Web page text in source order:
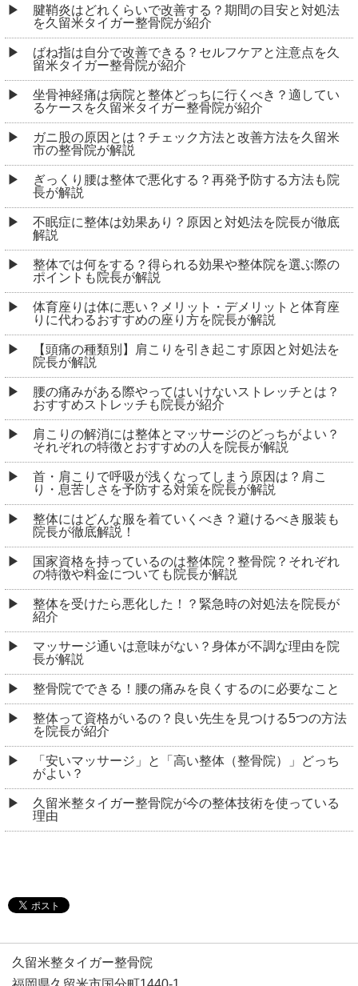
腱鞘炎はどれくらいで改善する？期間の目安と対処法
を久留米タイガー整骨院が紹介
ばね指は自分で改善できる？セルフケアと注意点を久
留米タイガー整骨院が紹介
坐骨神経痛は病院と整体どっちに行くべき？適してい
るケースを久留米タイガー整骨院が紹介
ガニ股の原因とは？チェック方法と改善方法を久留米
市の整骨院が解説
ぎっくり腰は整体で悪化する？再発予防する方法も院
長が解説
不眠症に整体は効果あり？原因と対処法を院長が徹底
解説
整体では何をする？得られる効果や整体院を選ぶ際の
ポイントも院長が解説
体育座りは体に悪い？メリット・デメリットと体育座
りに代わるおすすめの座り方を院長が解説
【頭痛の種類別】肩こりを引き起こす原因と対処法を
院長が解説
腰の痛みがある際やってはいけないストレッチとは？
おすすめストレッチも院長が紹介
肩こりの解消には整体とマッサージのどっちがよい？
それぞれの特徴とおすすめの人を院長が解説
首・肩こりで呼吸が浅くなってしまう原因は？肩こ
り・息苦しさを予防する対策を院長が解説
整体にはどんな服を着ていくべき？避けるべき服装も
院長が徹底解説！
国家資格を持っているのは整体院？整骨院？それぞれ
の特徴や料金についても院長が解説
整体を受けたら悪化した！？緊急時の対処法を院長が
紹介
マッサージ通いは意味がない？身体が不調な理由を院
長が解説
整骨院でできる！腰の痛みを良くするのに必要なこと
整体って資格がいるの？良い先生を見つける5つの方法
を院長が紹介
「安いマッサージ」と「高い整体（整骨院）」どっち
がよい？
久留米整タイガー整骨院が今の整体技術を使っている
理由
久留米整タイガー整骨院